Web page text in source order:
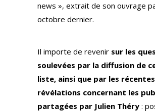
news », extrait de son ouvrage
octobre dernier.
Il importe de revenir sur les
soulevées par la diffusion de
liste, ainsi que par les récentes
révélations concernant les
partagées par Julien Théry :